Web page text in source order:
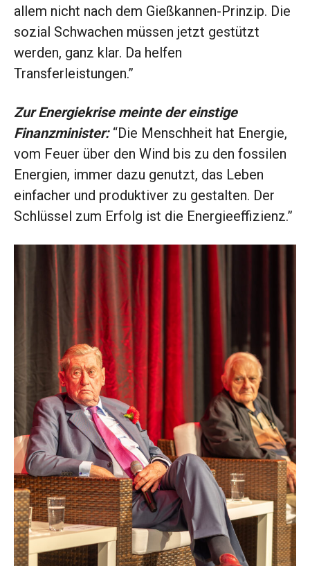
allem nicht nach dem Gießkannen-Prinzip. Die
sozial Schwachen müssen jetzt gestützt
werden, ganz klar. Da helfen
Transferleistungen.”
Zur Energiekrise meinte der einstige
Finanzminister:“Die Menschheit hat Energie,
vom Feuer über den Wind bis zu den fossilen
Energien, immer dazu genutzt, das Leben
einfacher und produktiver zu gestalten. Der
Schlüssel zum Erfolg ist die Energieeffizienz.”